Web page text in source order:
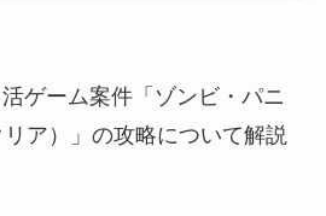
ゲーム案件「ゾンビ・パニ
ア）」の攻略について解説